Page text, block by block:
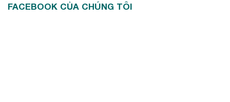
FACEBOOK CỦA CHÚNG TÔI